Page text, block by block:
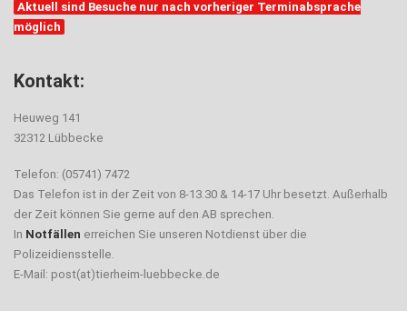
Aktuell sind Besuche nur nach vorheriger Terminabsprache
möglich
Kontakt:
Heuweg 141
32312 Lübbecke
Telefon: (05741) 7472
Das Telefon ist in der Zeit von 8-13.30 & 14-17 Uhr besetzt. Außerhalb
der Zeit können Sie gerne auf den AB sprechen.
In Notfällen erreichen Sie unseren Notdienst über die
Polizeidiensstelle.
E-Mail: post(at)tierheim-luebbecke.de